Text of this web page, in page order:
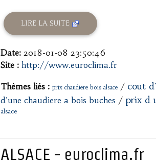
LIRE LA SUITE
Date: 2018-01-08 23:50:46
Site : http://www.euroclima.fr
Thèmes liés : prix chaudiere bois alsace / cout
d'une chaudiere a bois buches / prix d
alsace
ALSACE - euroclima.fr